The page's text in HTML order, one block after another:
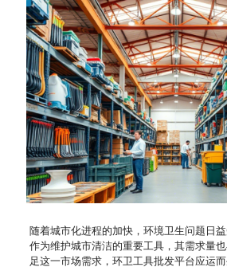
随着城市化进程的加快，环境卫生问题日
作为维护城市清洁的重要工具，其需求量
足这一市场需求，环卫工具批发平台应运